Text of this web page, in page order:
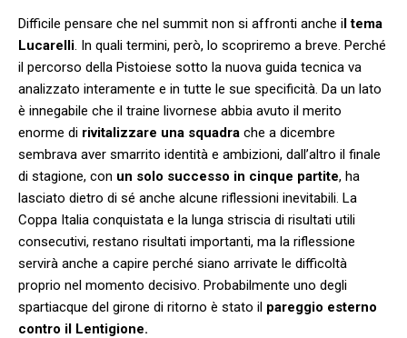
Difficile pensare che nel summit non si affronti anche il tema
Lucarelli. In quali termini, però, lo scopriremo a breve. Perché
il percorso della Pistoiese sotto la nuova guida tecnica va
analizzato interamente e in tutte le sue specificità. Da un lato
è innegabile che il traine livornese abbia avuto il merito
enorme di rivitalizzare una squadra che a dicembre
sembrava aver smarrito identità e ambizioni, dall’altro il finale
di stagione, con un solo successo in cinque partite, ha
lasciato dietro di sé anche alcune riflessioni inevitabili. La
Coppa Italia conquistata e la lunga striscia di risultati utili
consecutivi, restano risultati importanti, ma la riflessione
servirà anche a capire perché siano arrivate le difficoltà
proprio nel momento decisivo. Probabilmente uno degli
spartiacque del girone di ritorno è stato il pareggio esterno
contro il Lentigione.